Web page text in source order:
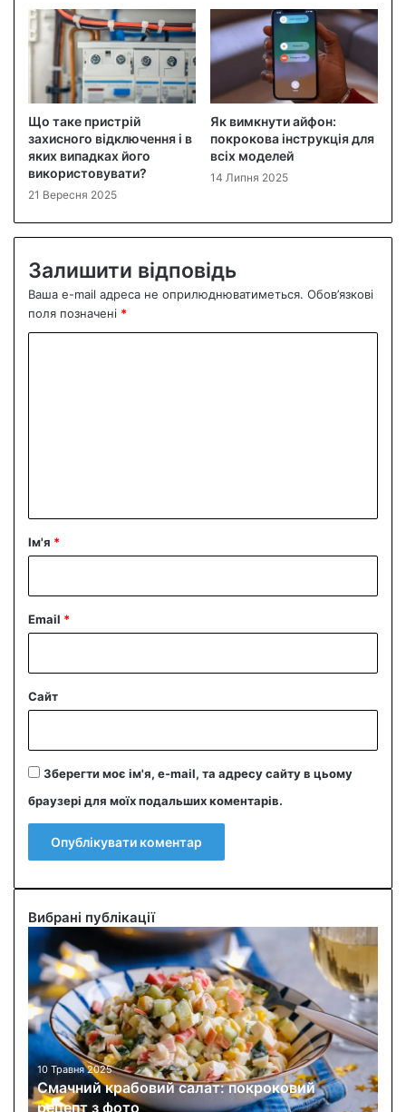
Що таке пристрій
захисного відключення і в
яких випадках його
використовувати?
21 Вересня 2025
Як вимкнути айфон:
покрокова інструкція для
всіх моделей
14 Липня 2025
Залишити відповідь
Ваша e-mail адреса не оприлюднюватиметься. Обов’язкові
поля позначені *
рІм'я *
Email *
Сайт
Зберегти моє ім'я, e-mail, та адресу сайту в цьому
браузері для моїх подальших коментарів.
Вибрані публікації
С
м
ч
н
и
й
к
р
а
10 Травня 2025
Смачний крабовий салат: покроковий
рецепт з фото